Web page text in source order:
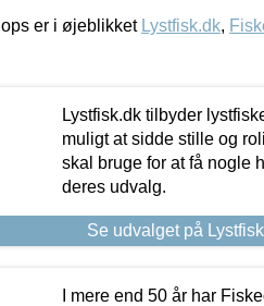
er i øjeblikket Lystfisk.dk,
Lystfisk.dk tilbyder
muligt at sidde stille og
skal bruge for at få nogle
deres udvalg.
Se udvalget på
I mere end 50 år har